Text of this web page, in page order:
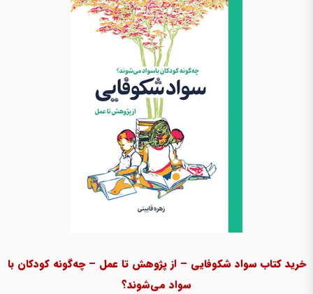
خرید کتاب سواد شکوفایی – از پژوهش تا عمل – چه‌گونه کودکان با
سواد می‌شوند؟